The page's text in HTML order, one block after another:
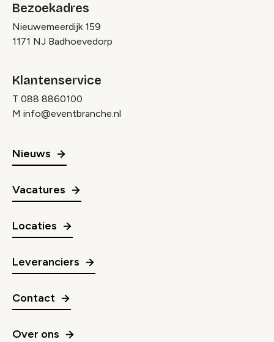
Bezoekadres
Nieuwemeerdijk 159
1171 NJ Badhoevedorp
Klantenservice
T 088 8860100
M info@eventbranche.nl
Nieuws
Vacatures
Locaties
Leveranciers
Contact
Over ons